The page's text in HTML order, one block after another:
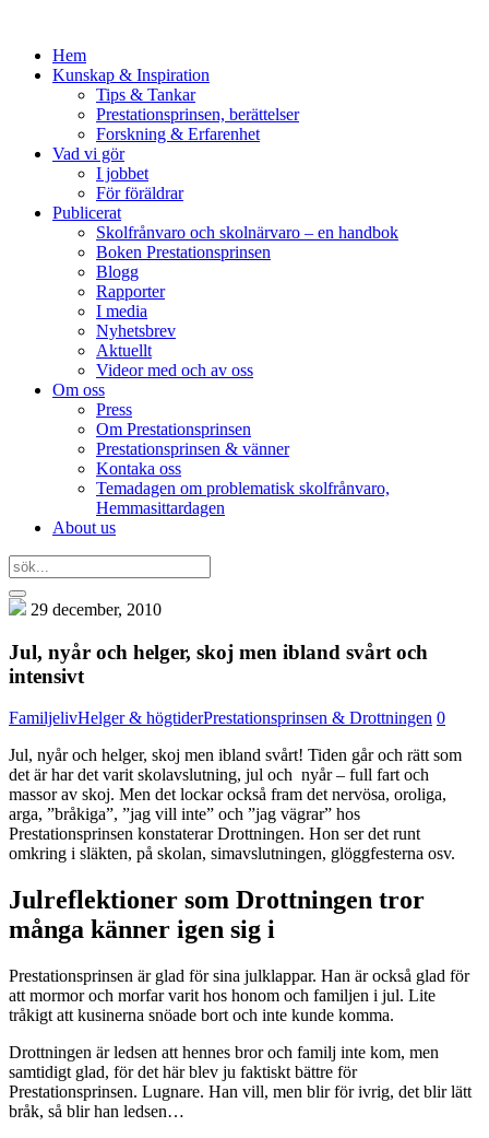
Hem
Kunskap & Inspiration
Tips & Tankar
Prestationsprinsen, berättelser
Forskning & Erfarenhet
Vad vi gör
I jobbet
För föräldrar
Publicerat
Skolfrånvaro och skolnärvaro – en handbok
Boken Prestationsprinsen
Blogg
Rapporter
I media
Nyhetsbrev
Aktuellt
Videor med och av oss
Om oss
Press
Om Prestationsprinsen
Prestationsprinsen & vänner
Kontaka oss
Temadagen om problematisk skolfrånvaro,
Hemmasittardagen
About us
29 december, 2010
Jul, nyår och helger, skoj men ibland svårt och
intensivt
FamiljelivHelger & högtiderPrestationsprinsen & Drottningen 0
Jul, nyår och helger, skoj men ibland svårt! Tiden går och rätt som
det är har det varit skolavslutning, jul och nyår – full fart och
massor av skoj. Men det lockar också fram det nervösa, oroliga,
arga, ”bråkiga”, ”jag vill inte” och ”jag vägrar” hos
Prestationsprinsen konstaterar Drottningen. Hon ser det runt
omkring i släkten, på skolan, simavslutningen, glöggfesterna osv.
Julreflektioner som Drottningen tror
många känner igen sig i
Prestationsprinsen är glad för sina julklappar. Han är också glad för
att mormor och morfar varit hos honom och familjen i jul. Lite
tråkigt att kusinerna snöade bort och inte kunde komma.
Drottningen är ledsen att hennes bror och familj inte kom, men
samtidigt glad, för det här blev ju faktiskt bättre för
Prestationsprinsen. Lugnare. Han vill, men blir för ivrig, det blir lätt
bråk, så blir han ledsen…